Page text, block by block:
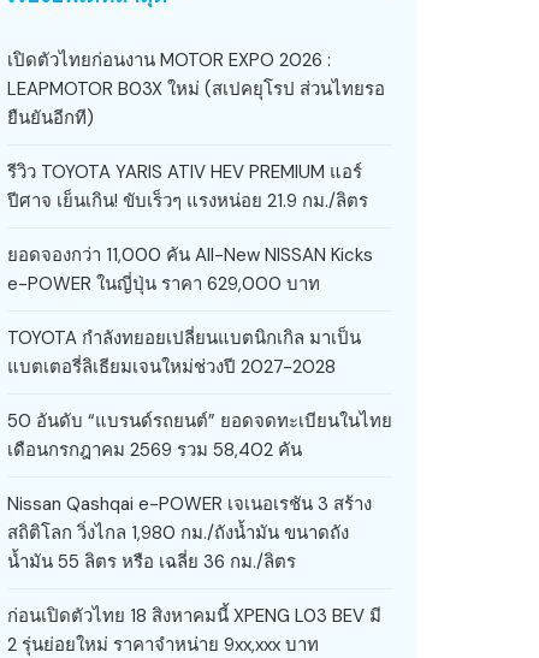
เปิดตัวไทยก่อนงาน MOTOR EXPO 2026 :
LEAPMOTOR B03X ใหม่ (สเปคยุโรป ส่วนไทยรอ
ยืนยันอีกที)
รีวิว TOYOTA YARIS ATIV HEV PREMIUM แอร์
ปีศาจ เย็นเกิน! ขับเร็วๆ แรงหน่อย 21.9 กม./ลิตร
ยอดจองกว่า 11,000 คัน All-New NISSAN Kicks
e-POWER ในญี่ปุ่น ราคา 629,000 บาท
TOYOTA กำลังทยอยเปลี่ยนแบตนิกเกิล มาเป็น
แบตเตอรี่ลิเธียมเจนใหม่ช่วงปี 2027-2028
50 อันดับ “แบรนด์รถยนต์” ยอดจดทะเบียนในไทย
เดือนกรกฎาคม 2569 รวม 58,402 คัน
Nissan Qashqai e-POWER เจเนอเรชัน 3 สร้าง
สถิติโลก วิ่งไกล 1,980 กม./ถังน้ำมัน ขนาดถัง
น้ำมัน 55 ลิตร หรือ เฉลี่ย 36 กม./ลิตร
ก่อนเปิดตัวไทย 18 สิงหาคมนี้ XPENG L03 BEV มี
2 รุ่นย่อยใหม่ ราคาจำหน่าย 9xx,xxx บาท